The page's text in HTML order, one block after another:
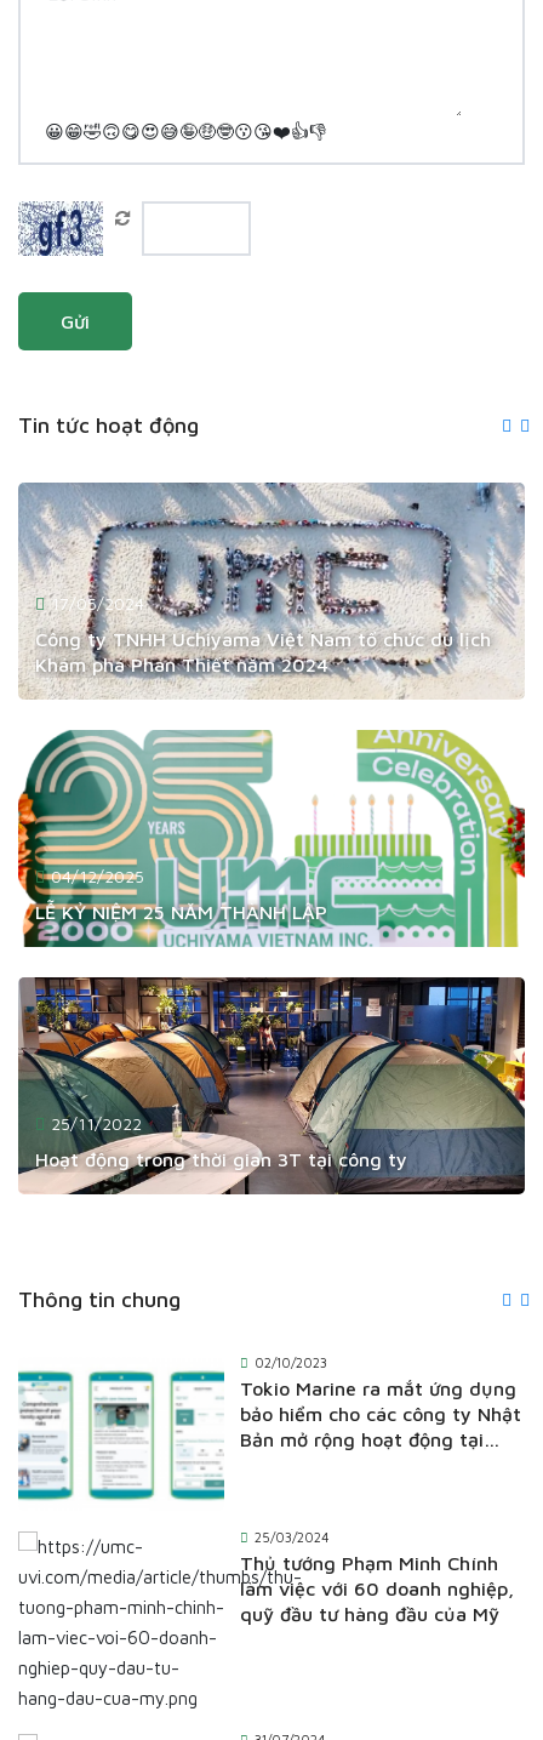
😀😁🤣🙃😋😍😅🤪🤑🤓😗😘❤️👍👎
Gửi
Tin tức hoạt động
17/05/2024
Công ty TNHH Uchiyama Việt Nam tổ chức du lịch
Khám phá Phan Thiết năm 2024
04/12/2025
LỄ KỶ NIỆM 25 NĂM THÀNH LẬP
25/11/2022
Hoạt động trong thời gian 3T tại công ty
Thông tin chung
02/10/2023
Tokio Marine ra mắt ứng dụng
bảo hiểm cho các công ty Nhật
Bản mở rộng hoạt động tại
25/03/2024
Thủ tướng Phạm Minh Chính
làm việc với 60 doanh nghiệp,
quỹ đầu tư hàng đầu của Mỹ